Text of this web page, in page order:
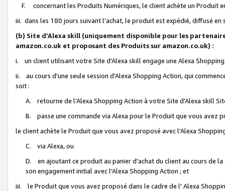
F. concernant les Produits Numériques, le client achète un Produit
iii. dans les 180 jours suivant l'achat, le produit est expédié, diffusé
(b) Site d'Alexa skill (uniquement disponible pour les
amazon.co.uk et proposant des Produits sur amazon.co.uk) :
i. un client utilisant votre Site d'Alexa skill engage une Alexa
ii. au cours d'une seule session d'Alexa Shopping Action, qui
soit :
A. retourne de l'Alexa Shopping Action à votre Site d'Alexa skill
B. passe une commande via Alexa pour le Produit que vous avez
le client achète le Produit que vous avez proposé avec l'Alexa
C. via Alexa, ou
D. en ajoutant ce produit au panier d'achat du client au cours de
son engagement initial avec l'Alexa Shopping Action ; et
iii. le Produit que vous avez proposé dans le cadre de l' Alexa